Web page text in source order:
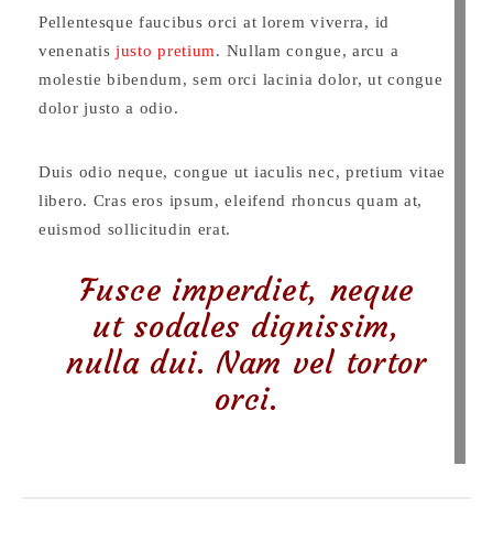
Pellentesque faucibus orci at lorem viverra, id
venenatis justo pretium. Nullam congue, arcu a
molestie bibendum, sem orci lacinia dolor, ut congue
dolor justo a odio.
Duis odio neque, congue ut iaculis nec, pretium vitae
libero. Cras eros ipsum, eleifend rhoncus quam at,
euismod sollicitudin erat.
Fusce imperdiet, neque
ut sodales dignissim,
nulla dui. Nam vel tortor
orci.